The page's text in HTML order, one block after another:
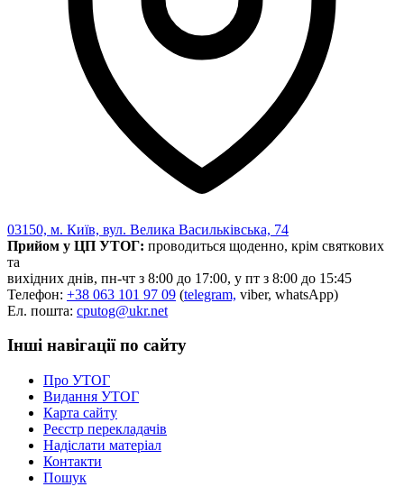
Вивчаємо жестову мову
Дитяча сторінка
Новини про жестову мову
Ресурс для вивчення жестових мов різних країн
ЦУЖМ
Проєкт "Жестова мова для поліцейських"
Про шахрайські схеми
ВІКТОРИНА
На допомогу військовим
Медична термінологія жестовою мовою
Нормативна база УТОГ
Конвенція ООН
Декларації
Документи ВФГ
Міжнародні документи
03150, м. Київ, вул. Велика Васильківська, 74
Прийом у ЦП УТОГ: проводиться щоденно, крім святкових
та
вихідних днів, пн-чт з 8:00 до 17:00, у пт з 8:00 до 15:45
Телефон: +38 063 101 97 09 (telegram, viber, whatsApp)
Ел. пошта: cputog@ukr.net
Інші навігації по сайту
Про УТОГ
Видання УТОГ
Карта сайту
Реєстр перекладачів
Надіслати матеріал
Контакти
Пошук